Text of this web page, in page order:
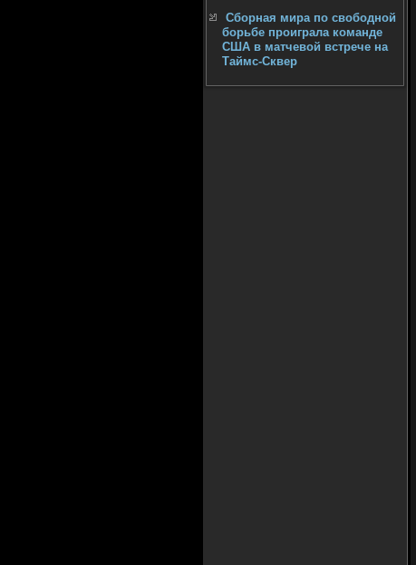
Сборная мира по свободной
борьбе проиграла команде
США в матчевой встрече на
Таймс-Сквер